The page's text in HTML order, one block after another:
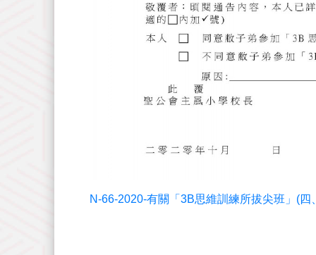
N-66-2020-有關「3B思維訓練所拔尖班」(四